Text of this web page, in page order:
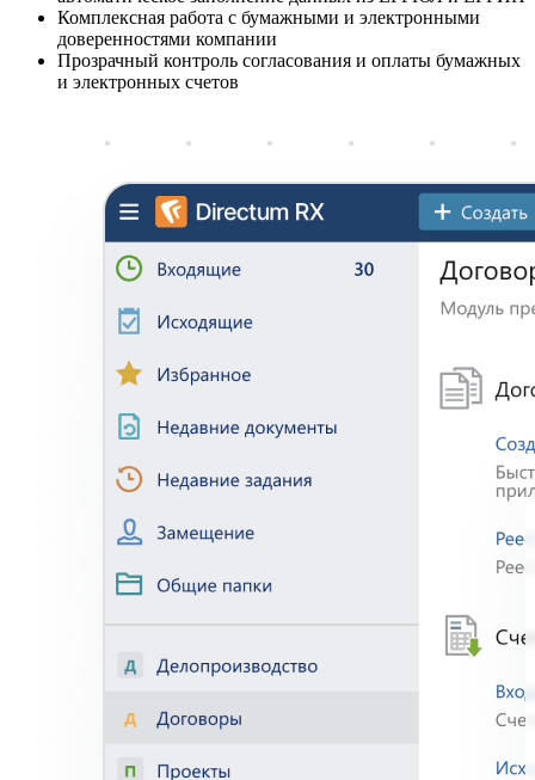
Комплексная работа с бумажными и электронными
доверенностями компании
Прозрачный контроль согласования и оплаты бумажных
и электронных счетов